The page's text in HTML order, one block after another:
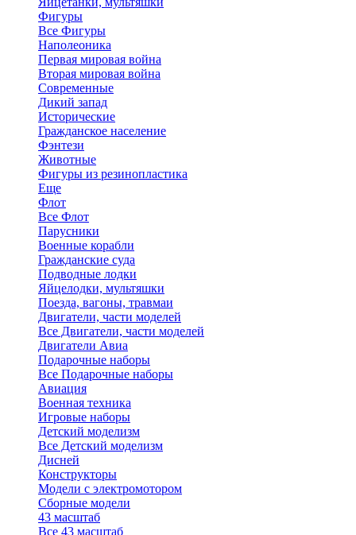
Фигуры
Все Фигуры
Наполеоника
Первая мировая война
Вторая мировая война
Современные
Дикий запад
Исторические
Гражданское население
Фэнтези
Животные
Фигуры из резинопластика
Еще
Флот
Все Флот
Парусники
Военные корабли
Гражданские суда
Подводные лодки
Яйцелодки, мультяшки
Поезда, вагоны, травмаи
Двигатели, части моделей
Все Двигатели, части моделей
Двигатели Авиа
Подарочные наборы
Все Подарочные наборы
Авиация
Военная техника
Игровые наборы
Детский моделизм
Все Детский моделизм
Дисней
Конструкторы
Модели с электромотором
Сборные модели
43 масштаб
Все 43 масштаб